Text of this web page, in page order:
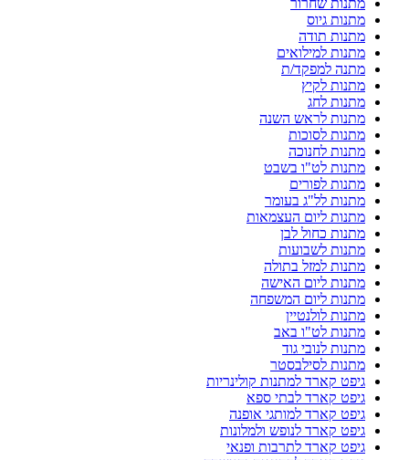
מתנות שחרור
מתנות גיוס
מתנות תודה
מתנות למילואים
מתנה למפקד/ת
מתנות לקיץ
מתנות לחג
מתנות לראש השנה
מתנות לסוכות
מתנות לחנוכה
מתנות לט"ו בשבט
מתנות לפורים
מתנות לל"ג בעומר
מתנות ליום העצמאות
מתנות כחול לבן
מתנות לשבועות
מתנות למזל בתולה
מתנות ליום האישה
מתנות ליום המשפחה
מתנות לולנטיין
מתנות לט"ו באב
מתנות לנובי גוד
מתנות לסילבסטר
גיפט קארד למתנות קולינריות
גיפט קארד לבתי ספא
גיפט קארד למותגי אופנה
גיפט קארד לנופש ולמלונות
גיפט קארד לתרבות ופנאי